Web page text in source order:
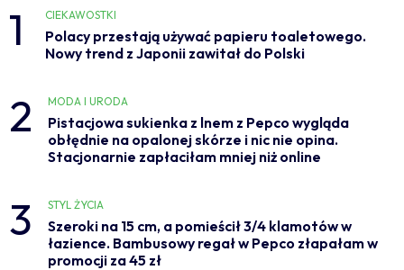
1 CIEKAWOSTKI
Polacy przestają używać papieru toaletowego.
Nowy trend z Japonii zawitał do Polski
2 MODA I URODA
Pistacjowa sukienka z lnem z Pepco wygląda
obłędnie na opalonej skórze i nic nie opina.
Stacjonarnie zapłaciłam mniej niż online
3 STYL ŻYCIA
Szeroki na 15 cm, a pomieścił 3/4 klamotów w
łazience. Bambusowy regał w Pepco złapałam w
promocji za 45 zł